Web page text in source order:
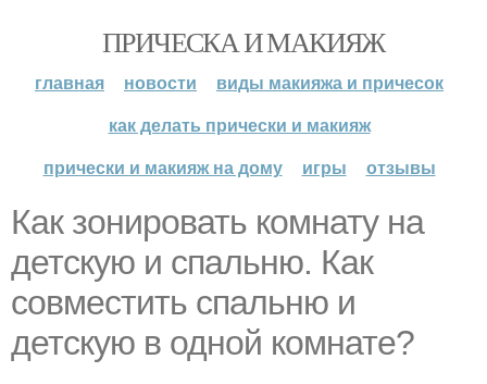
ПРИЧЕСКА И МАКИЯЖ
главная новости
виды макияжа и причесок
как делать прически и макияж
прически и макияж на дому
игры отзывы
Как зонировать комнату на
детскую и спальню. Как
совместить спальню и
детскую в одной комнате?